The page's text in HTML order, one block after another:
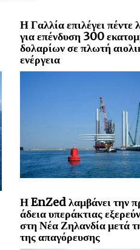
Η Γαλλία επιλέγει πέντε
για επένδυση 300
δολαρίων σε πλωτή
ενέργεια
Η EnZed λαμβάνει την
άδεια υπεράκτιας
στη Νέα Ζηλανδία μετά
της απαγόρευσης